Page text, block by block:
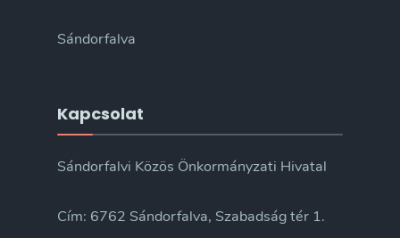
Sándorfalva
Kapcsolat
Sándorfalvi Közös Önkormányzati Hivatal
Cím: 6762 Sándorfalva, Szabadság tér 1.